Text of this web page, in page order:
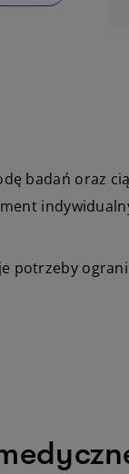
badań oraz
potrzeby